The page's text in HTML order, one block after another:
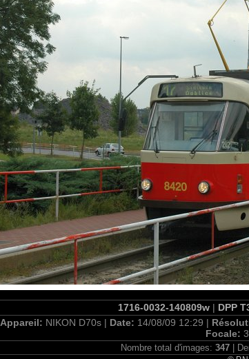
1716-0032-140809w | DPP
Appareil: NIKON D70s | Date: 14/08/09 12:29 |
Focale:
Nombre total d'images: 347|